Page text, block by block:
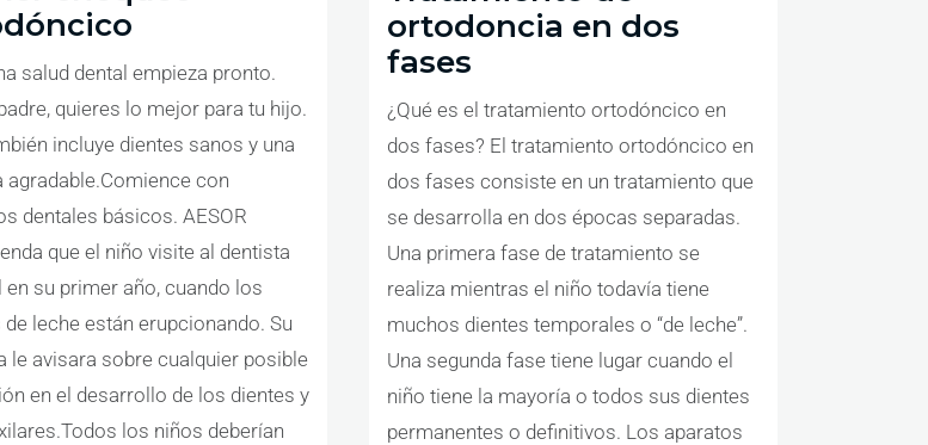
salud dental empieza pronto.
quieres lo mejor para tu hijo.
incluye dientes sanos y una
agradable.Comience con
dentales básicos. AESOR
que el niño visite al dentista
en su primer año, cuando los
de leche están erupcionando. Su
le avisara sobre cualquier posible
en el desarrollo de los dientes y
los niños deberían
ortodoncia en dos
fases
¿Qué es el tratamiento ortodóncico en
dos fases? El tratamiento ortodóncico en
dos fases consiste en un tratamiento que
se desarrolla en dos épocas separadas.
Una primera fase de tratamiento se
realiza mientras el niño todavía tiene
muchos dientes temporales o “de leche”.
Una segunda fase tiene lugar cuando el
niño tiene la mayoría o todos sus dientes
permanentes o definitivos. Los aparatos